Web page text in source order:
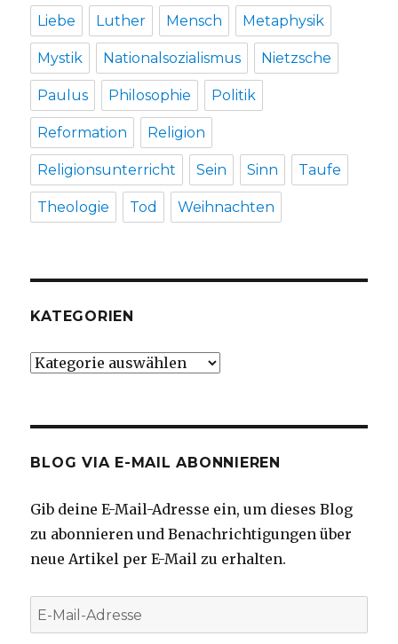
Liebe Luther Mensch Metaphysik
Mystik Nationalsozialismus Nietzsche
Paulus Philosophie Politik
Reformation Religion
Religionsunterricht Sein Sinn Taufe
Theologie Tod Weihnachten
KATEGORIEN
Kategorien
BLOG VIA E-MAIL ABONNIEREN
Gib deine E-Mail-Adresse ein, um dieses Blog
zu abonnieren und Benachrichtigungen über
neue Artikel per E-Mail zu erhalten.
E-
Mail-